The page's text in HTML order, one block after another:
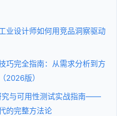
业设计师如何用竞品洞察驱动
巧完全指南：从需求分析到方
2026版）
究与可用性测试实战指南——
的完整方法论